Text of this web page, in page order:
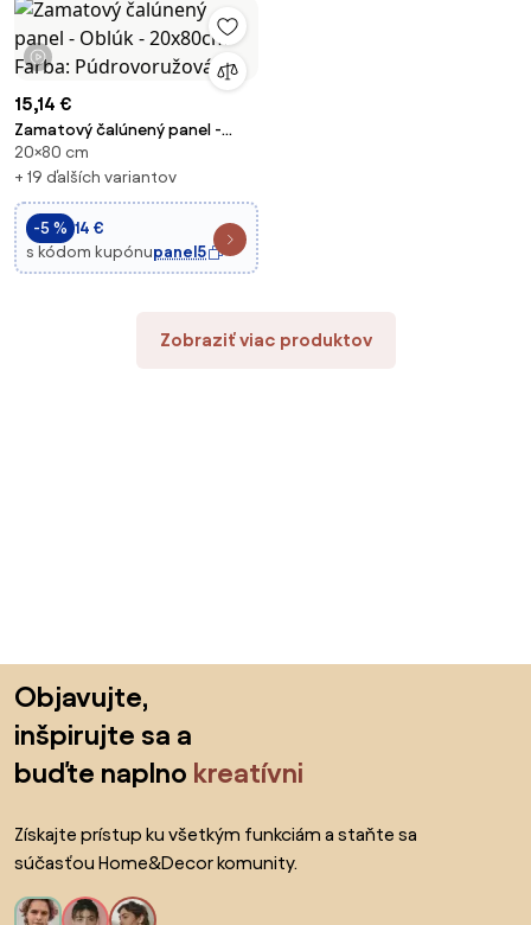
1 video
15,14 €
Zamatový čalúnený panel -
Oblúk - 20x80cm Farba:
Púdrovoružová
20×80 cm
+ 19 ďalších variantov
-5 % 14 €
s kódom kupónupanel5
Zobraziť viac produktov
Objavujte,
inšpirujte sa a
buďte naplno kreatívni
Získajte prístup ku všetkým funkciám a staňte sa
súčasťou Home&Decor komunity.